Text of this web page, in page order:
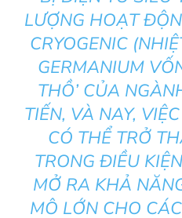
LƯỢNG HOẠT
CRYOGENIC
GERMANIUM
THỒ’ CỦA
TIẾN, VÀ NAY,
CÓ THỂ TRỞ
TRONG ĐIỀU
MỞ RA KHẢ
MÔ LỚN CHO